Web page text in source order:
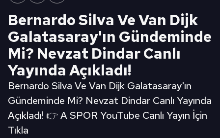
Bernardo Silva Ve Van Dijk
Galatasaray'ın Gündeminde
Mi? Nevzat Dindar Canlı
Yayında Açıkladı!
Bernardo Silva Ve Van Dijk Galatasaray'ın
Gündeminde Mi? Nevzat Dindar Canlı Yayında
Açıkladı! 👉 A SPOR YouTube Canlı Yayın İçin
Tıkla